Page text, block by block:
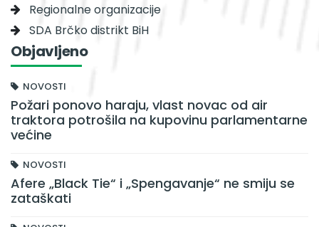
Regionalne organizacije
SDA Brčko distrikt BiH
Objavljeno
NOVOSTI
Požari ponovo haraju, vlast novac od air
traktora potrošila na kupovinu parlamentarne
većine
NOVOSTI
Afere „Black Tie“ i „Spengavanje“ ne smiju se
zataškati